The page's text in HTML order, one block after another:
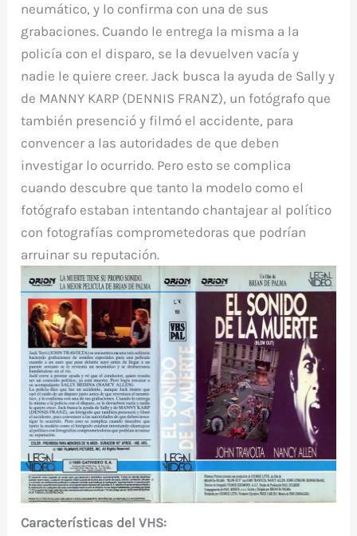
neumático, y lo confirma con una de sus
grabaciones. Cuando le entrega la misma a la
policía con el disparo, se la devuelven vacía y
nadie le quiere creer. Jack busca la ayuda de Sally y
de MANNY KARP (DENNIS FRANZ), un fotógrafo que
también presenció y filmó el accidente, para
convencer a las autoridades de que deben
investigar lo ocurrido. Pero esto se complica
cuando descubre que tanto la modelo como el
fotógrafo estaban intentando chantajear al político
con fotografías comprometedoras que podrían
arruinar su reputación.
Características del VHS: